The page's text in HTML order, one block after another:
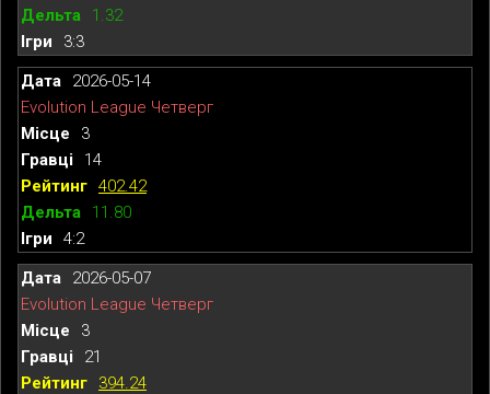
1.32
3:3
2026-05-14
Evolution League Четверг
3
14
402.42
11.80
4:2
2026-05-07
Evolution League Четверг
3
21
394.24